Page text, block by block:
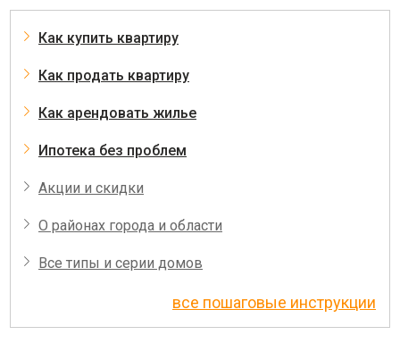
Как купить квартиру
Как продать квартиру
Как арендовать жилье
Ипотека без проблем
Акции и скидки
О районах города и области
Все типы и серии домов
все пошаговые инструкции